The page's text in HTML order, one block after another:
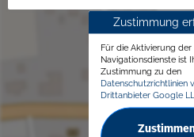
Zustimmung
Für die Aktivierung
Navigationsdienste ist
Zustimmung zu den
Datenschutzrichtlinien
Drittanbieter Google